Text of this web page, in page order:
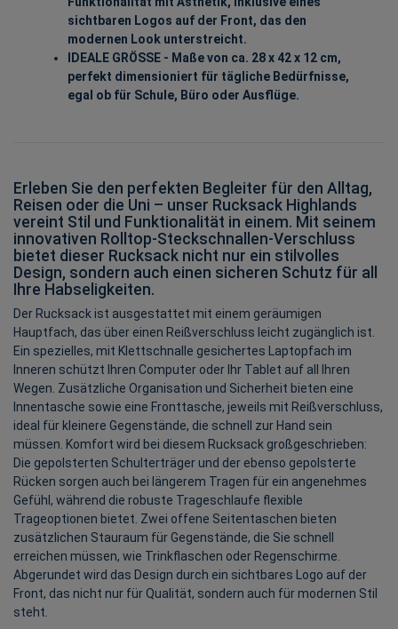
sichtbaren Logos auf der Front, das den
modernen Look unterstreicht.
IDEALE GRÖSSE - Maße von ca. 28 x 42 x 12 cm,
perfekt dimensioniert für tägliche Bedürfnisse,
egal ob für Schule, Büro oder Ausflüge.
Erleben Sie den perfekten Begleiter für den Alltag,
Reisen oder die Uni – unser Rucksack Highlands
vereint Stil und Funktionalität in einem. Mit seinem
innovativen Rolltop-Steckschnallen-Verschluss
bietet dieser Rucksack nicht nur ein stilvolles
Design, sondern auch einen sicheren Schutz für all
Ihre Habseligkeiten.
Der Rucksack ist ausgestattet mit einem geräumigen
Hauptfach, das über einen Reißverschluss leicht zugänglich ist.
Ein spezielles, mit Klettschnalle gesichertes Laptopfach im
Inneren schützt Ihren Computer oder Ihr Tablet auf all Ihren
Wegen. Zusätzliche Organisation und Sicherheit bieten eine
Innentasche sowie eine Fronttasche, jeweils mit Reißverschluss,
ideal für kleinere Gegenstände, die schnell zur Hand sein
müssen. Komfort wird bei diesem Rucksack großgeschrieben:
Die gepolsterten Schulterträger und der ebenso gepolsterte
Rücken sorgen auch bei längerem Tragen für ein angenehmes
Gefühl, während die robuste Trageschlaufe flexible
Trageoptionen bietet. Zwei offene Seitentaschen bieten
zusätzlichen Stauraum für Gegenstände, die Sie schnell
erreichen müssen, wie Trinkflaschen oder Regenschirme.
Abgerundet wird das Design durch ein sichtbares Logo auf der
Front, das nicht nur für Qualität, sondern auch für modernen Stil
steht.